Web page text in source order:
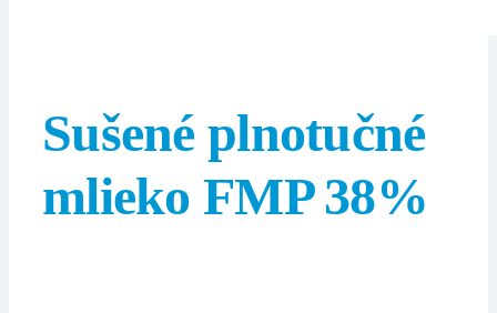
Sušené plnotučné
mlieko FMP 38%